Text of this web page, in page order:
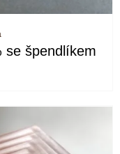
se špendlíkem